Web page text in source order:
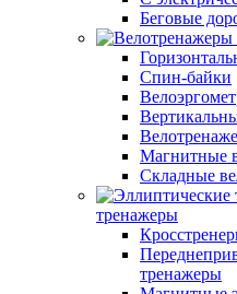
Беговые
Спин-байки
Магнитные
Складные
тренажеры
тренажеры